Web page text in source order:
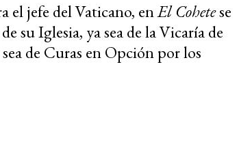
el jefe del Vaticano, enEl Cohetese
su Iglesia, ya sea de la Vicaría de
de Curas en Opción por los